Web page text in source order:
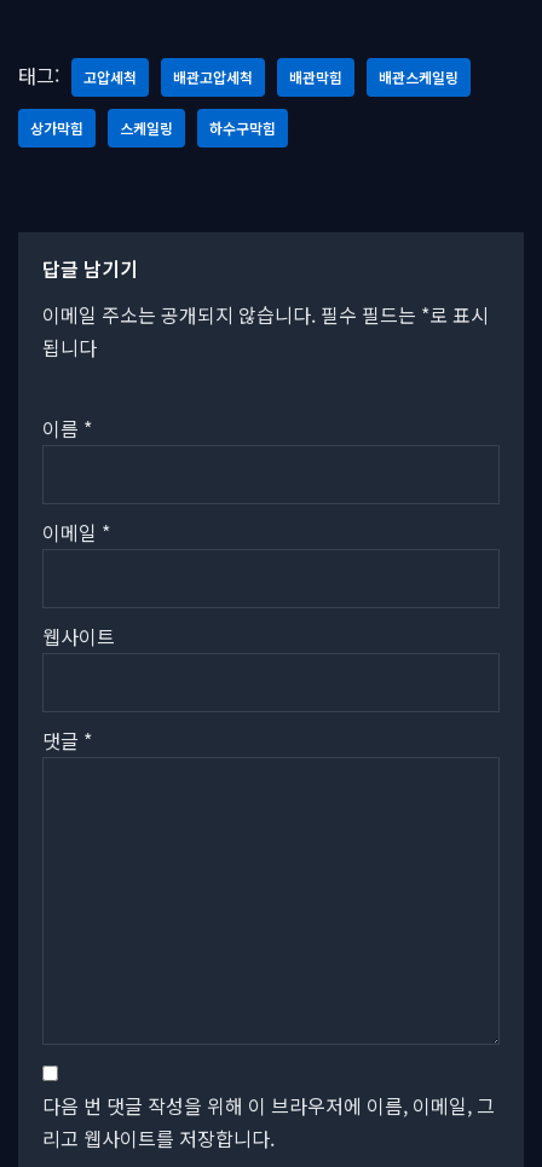
태그: 고압세척 배관고압세척 배관막힘 배관스케일링
상가막힘 스케일링 하수구막힘
답글 남기기
이메일 주소는 공개되지 않습니다. 필수 필드는 *로 표시
됩니다
이름 *
이메일 *
웹사이트
댓글 *
다음 번 댓글 작성을 위해 이 브라우저에 이름, 이메일, 그
리고 웹사이트를 저장합니다.